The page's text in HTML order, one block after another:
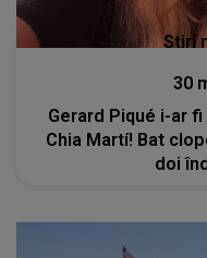
Stiri
30
Gerard Piqué i-ar
Chia Martí! Bat
doi